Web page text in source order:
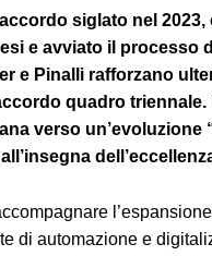
siglato nel
e avviato il processo
e Pinalli rafforzano
quadro triennale.
verso un’evoluzione
di automazione e